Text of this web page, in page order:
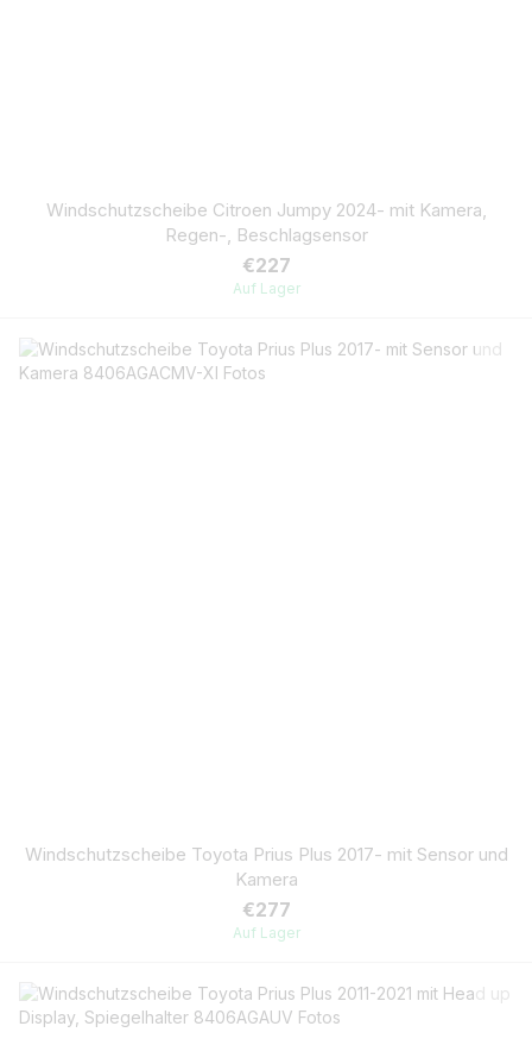
Windschutzscheibe Citroen Jumpy 2024- mit Kamera,
Regen-, Beschlagsensor
€227
Auf Lager
Windschutzscheibe Toyota Prius Plus 2017- mit Sensor und
Kamera
€277
Auf Lager